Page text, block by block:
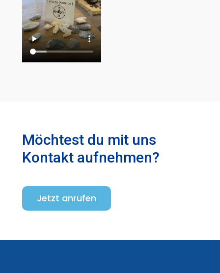
Möchtest du mit uns
Kontakt aufnehmen?
Jetzt anrufen